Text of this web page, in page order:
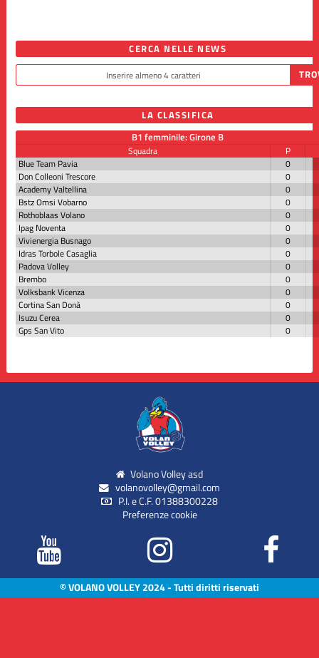
CERCA NELLE NEWS
LA CLASSIFICA
B1 femminile: Girone B
Squadra
P
Blue Team Pavia
0
Don Colleoni Trescore
0
Academy Valtellina
0
Bstz Omsi Vobarno
0
Rothoblaas Volano
0
Ipag Noventa
0
Vivienergia Busnago
0
Idras Torbole Casaglia
0
Padova Volley
0
Brembo
0
Volksbank Vicenza
0
Cortina San Donà
0
Isuzu Cerea
0
Gps San Vito
0
Volano Volley asd
volanovolley@gmail.com
P.I. e C.F. 01388300228
Preferenze cookie
© VOLANO VOLLEY 2024 - Tutti diritti riservati